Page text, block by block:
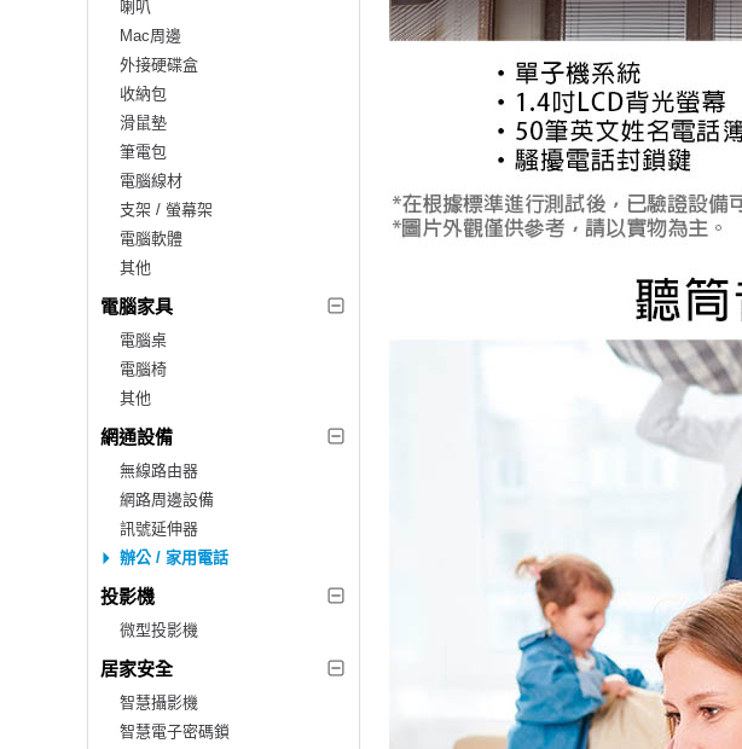
喇叭
Mac周邊
外接硬碟盒
收納包
滑鼠墊
筆電包
電腦線材
支架 / 螢幕架
電腦軟體
其他
電腦家具
電腦桌
電腦椅
其他
網通設備
無線路由器
網路周邊設備
訊號延伸器
辦公 / 家用電話
投影機
微型投影機
居家安全
智慧攝影機
智慧電子密碼鎖